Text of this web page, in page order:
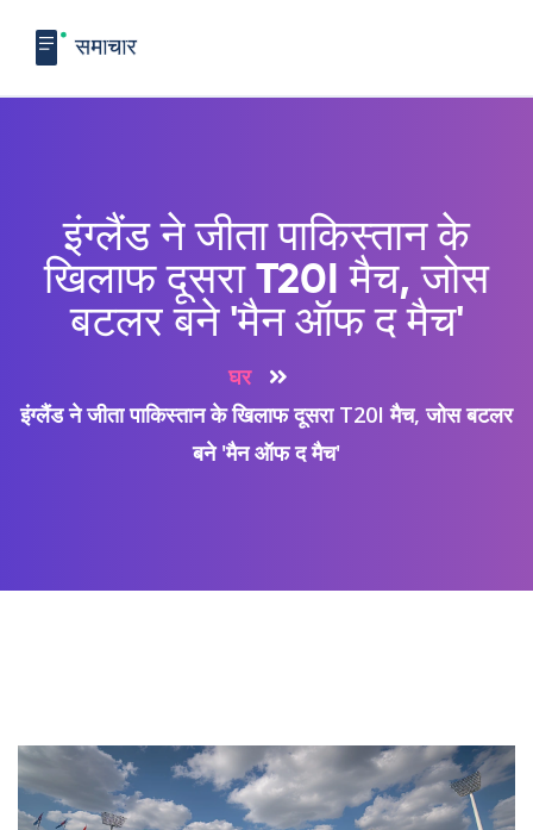
इंग्लैंड ने जीता पाकिस्तान के
खिलाफ दूसरा T20I मैच, जोस
बटलर बने 'मैन ऑफ द मैच'
घर
इंग्लैंड ने जीता पाकिस्तान के खिलाफ दूसरा T20I मैच, जोस बटलर
बने 'मैन ऑफ द मैच'